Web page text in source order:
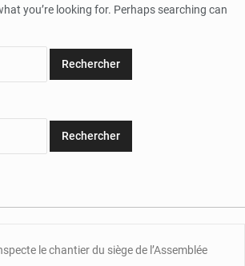
you’re looking for. Perhaps searching can
le chantier du siège de l’Assemblée